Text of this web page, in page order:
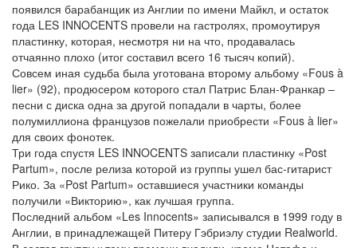
появился барабанщик из Англии по имени Майкл, и остаток
года LES INNOCENTS провели на гастролях, промоутируя
пластинку, которая, несмотря ни на что, продавалась
отчаянно плохо (итог составил всего 16 тысяч копий).
Совсем иная судьба была уготована второму альбому «Fous à
lier» (92), продюсером которого стал Патрис Блан-Франкар –
песни с диска одна за другой попадали в чарты, более
полумиллиона французов пожелали приобрести «Fous à lier»
для своих фонотек.
Три года спустя LES INNOCENTS записали пластинку «Post
Partum», после релиза которой из группы ушел бас-гитарист
Рико. За «Post Partum» оставшиеся участники команды
получили «Викторию», как лучшая группа.
Последний альбом «Les Innocents» записывался в 1999 году в
Англии, в принадлежащей Питеру Гэбриэлу студии Realworld.